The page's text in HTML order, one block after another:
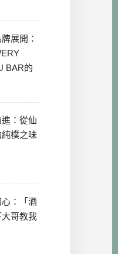
展開：
BAR的
：從仙
樸之味
：「酒
哥教我